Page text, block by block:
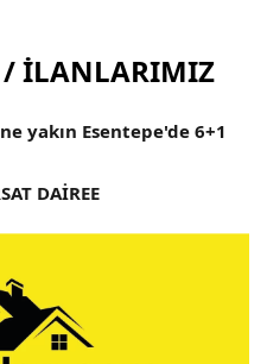
/ İLANLARIMIZ
yakın Esentepe'de 6+1
DAİREE